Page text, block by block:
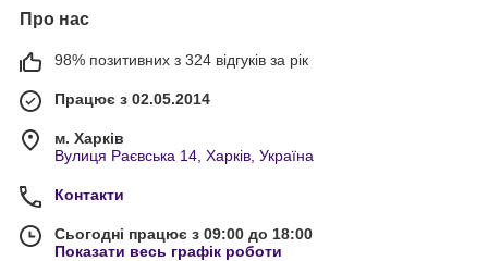
Про нас
98% позитивних з 324 відгуків за рік
Працює з 02.05.2014
м. Харків
Вулиця Раєвська 14, Харків, Україна
Контакти
Сьогодні працює з 09:00 до 18:00
Показати весь графік роботи